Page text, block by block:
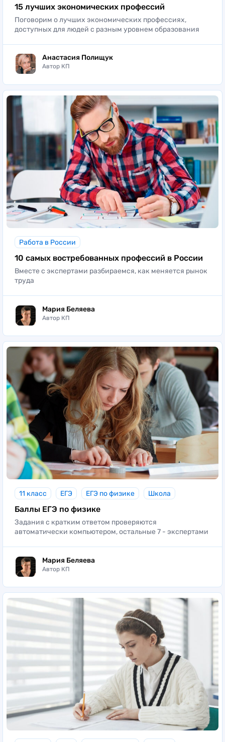
15 лучших экономических профессий
Поговорим о лучших экономических профессиях,
доступных для людей с разным уровнем образования
Анастасия Полищук
Автор КП
Работа в России
10 самых востребованных профессий в России
Вместе с экспертами разбираемся, как меняется рынок
труда
Мария Беляева
Автор КП
11 класс ЕГЭ ЕГЭ по физике Школа
Баллы ЕГЭ по физике
Задания с кратким ответом проверяются
автоматически компьютером, остальные 7 - экспертами
Мария Беляева
Автор КП